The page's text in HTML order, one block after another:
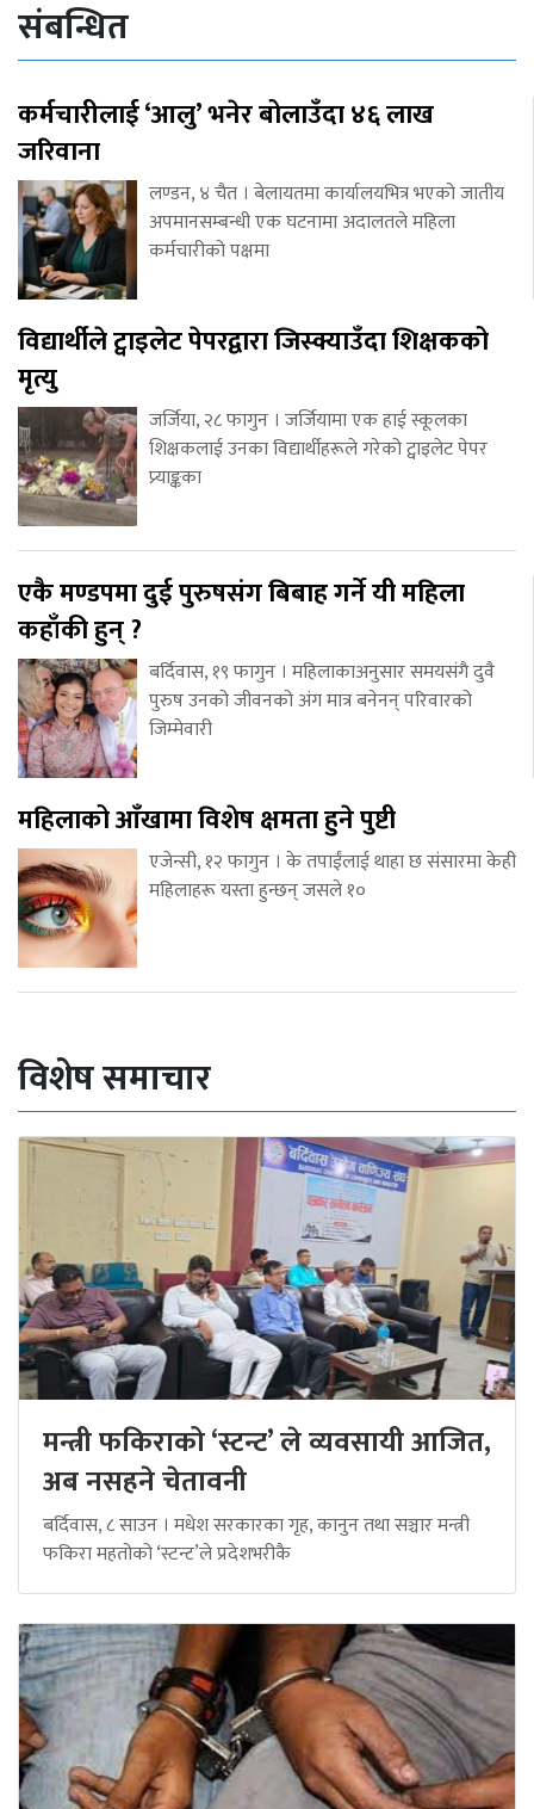
संबन्धित
कर्मचारीलाई ‘आलु’ भनेर बोलाउँदा ४६ लाख
जरिवाना
लण्डन, ४ चैत । बेलायतमा कार्यालयभित्र भएको जातीय
अपमानसम्बन्धी एक घटनामा अदालतले महिला
कर्मचारीको पक्षमा
विद्यार्थीले ट्वाइलेट पेपरद्वारा जिस्क्याउँदा शिक्षकको
मृत्यु
जर्जिया, २८ फागुन । जर्जियामा एक हाई स्कूलका
शिक्षकलाई उनका विद्यार्थीहरूले गरेको ट्वाइलेट पेपर
प्र्याङ्कका
एकै मण्डपमा दुई पुरुषसंग बिबाह गर्ने यी महिला
कहाँकी हुन् ?
बर्दिवास, १९ फागुन । महिलाकाअनुसार समयसंगै दुवै
पुरुष उनको जीवनको अंग मात्र बनेनन् परिवारको
जिम्मेवारी
महिलाको आँखामा विशेष क्षमता हुने पुष्टी
एजेन्सी, १२ फागुन । के तपाईंलाई थाहा छ संसारमा केही
महिलाहरू यस्ता हुन्छन् जसले १०
विशेष समाचार
मन्त्री फकिराको ‘स्टन्ट’ ले व्यवसायी आजित,
अब नसहने चेतावनी
बर्दिवास, ८ साउन । मधेश सरकारका गृह, कानुन तथा सञ्चार मन्त्री
फकिरा महतोको ‘स्टन्ट’ले प्रदेशभरीकै